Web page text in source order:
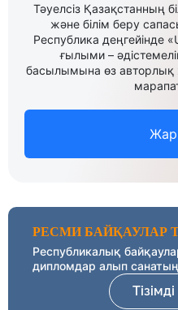
Тәуелсіз Қазақстанның
және білім беру
Республика деңгейінде
ғылыми –
басылымына өз
РЕСМИ БАЙҚАУЛАР
Республикалық
дипломдар алып